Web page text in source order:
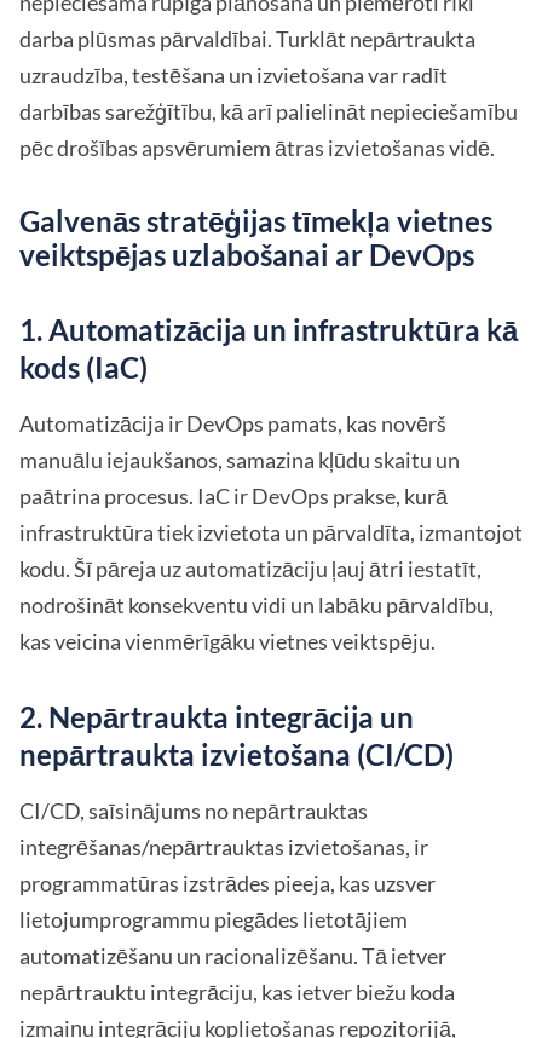
darba plūsmas pārvaldībai. Turklāt nepārtraukta
uzraudzība, testēšana un izvietošana var radīt
darbības sarežģītību, kā arī palielināt nepieciešamību
pēc drošības apsvērumiem ātras izvietošanas vidē.
Galvenās stratēģijas tīmekļa vietnes
veiktspējas uzlabošanai ar DevOps
1. Automatizācija un infrastruktūra kā
kods (IaC)
Automatizācija ir DevOps pamats, kas novērš
manuālu iejaukšanos, samazina kļūdu skaitu un
paātrina procesus. IaC ir DevOps prakse, kurā
infrastruktūra tiek izvietota un pārvaldīta, izmantojot
kodu. Šī pāreja uz automatizāciju ļauj ātri iestatīt,
nodrošināt konsekventu vidi un labāku pārvaldību,
kas veicina vienmērīgāku vietnes veiktspēju.
2. Nepārtraukta integrācija un
nepārtraukta izvietošana (CI/CD)
CI/CD, saīsinājums no nepārtrauktas
integrēšanas/nepārtrauktas izvietošanas, ir
programmatūras izstrādes pieeja, kas uzsver
lietojumprogrammu piegādes lietotājiem
automatizēšanu un racionalizēšanu. Tā ietver
nepārtrauktu integrāciju, kas ietver biežu koda
izmaiņu integrāciju koplietošanas repozitorijā,